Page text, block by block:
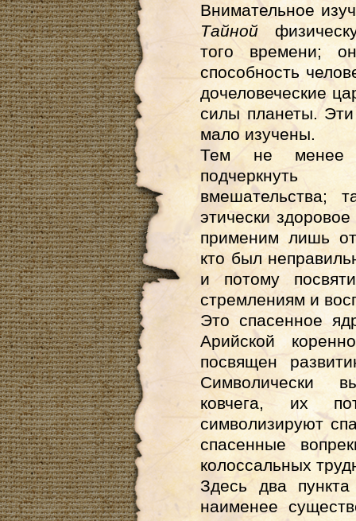
Внимательное
Тайной
того времени;
способность
дочеловеческие
силы планеты. Эти
мало изучены.
Тем не менее
подчеркнуть
вмешательства;
этически
применим лишь
кто был
и потому
стремлениям и
Это спасенное
Арийской
посвящен
Символически
ковчега, их
символизируют
спасенные
колоссальных
Здесь два
наименее